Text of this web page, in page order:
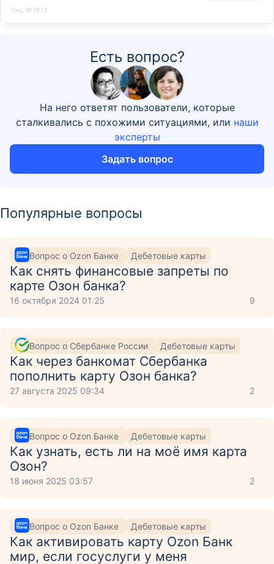
Лиц. №2673
Есть вопрос?
На него ответят пользователи, которые
сталкивались с похожими ситуациями, или наши
эксперты
Задать вопрос
Популярные вопросы
Вопрос о Ozon Банке Дебетовые карты
Как снять финансовые запреты по
карте Озон банка?
16 октября 2024 01:25 9
Вопрос о Сбербанке России Дебетовые карты
Как через банкомат Сбербанка
пополнить карту Озон банка?
27 августа 2025 09:34 2
Вопрос о Ozon Банке Дебетовые карты
Как узнать, есть ли на моё имя карта
Озон?
18 июня 2025 03:57 2
Вопрос о Ozon Банке Дебетовые карты
Как активировать карту Ozon Банк
мир, если госуслуги у меня